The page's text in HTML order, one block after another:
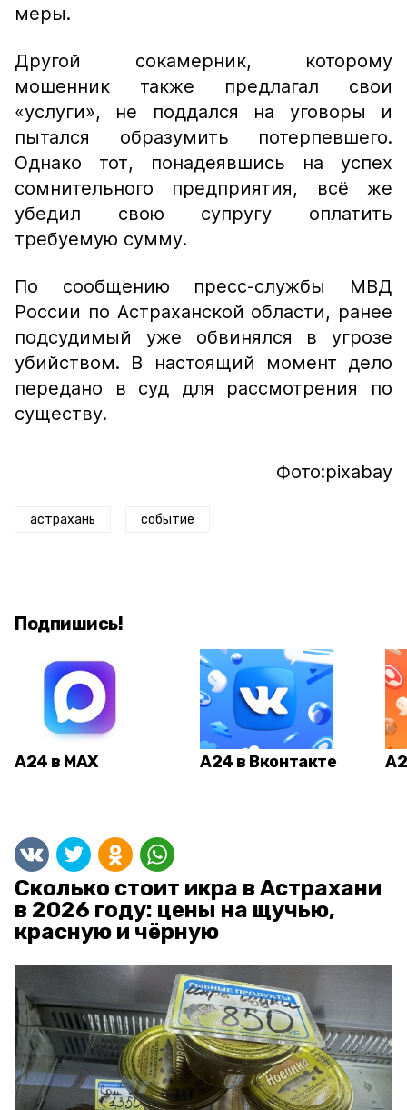
меры.
Другой сокамерник, которому
мошенник также предлагал свои
«услуги», не поддался на уговоры и
пытался образумить потерпевшего.
Однако тот, понадеявшись на успех
сомнительного предприятия, всё же
убедил свою супругу оплатить
требуемую сумму.
По сообщению пресс-службы МВД
России по Астраханской области, ранее
подсудимый уже обвинялся в угрозе
убийством. В настоящий момент дело
передано в суд для рассмотрения по
существу.
Фото:pixabay
астрахань событие
Подпишись!
А24 в MAX А24 в Вконтакте
Сколько стоит икра в Астрахани
в 2026 году: цены на щучью,
красную и чёрную